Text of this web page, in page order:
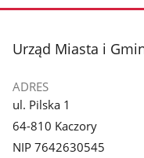
stopka
Urząd Miasta i
ADRES
ul. Pilska 1
64-810 Kaczory
NIP 7642630545